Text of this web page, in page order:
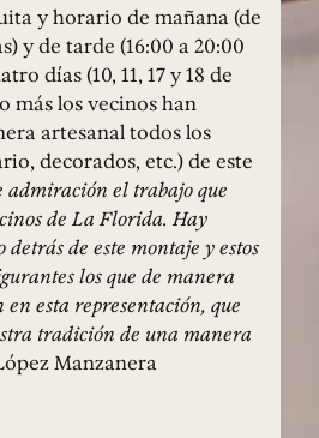
y horario de mañana (de
y de tarde (16:00 a 20:00
días (10, 11, 17 y 18 de
más los vecinos han
artesanal todos los
decorados, etc.) de este
admiración el trabajo que
de La Florida. Hay
detrás de este montaje y estos
los que de manera
esta representación, que
tradición de una manera
Manzanera